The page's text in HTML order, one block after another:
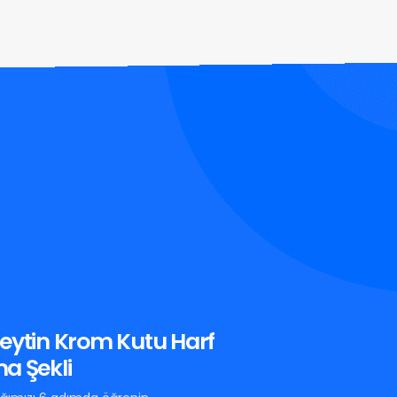
Krom Kutu Harf
Şekli